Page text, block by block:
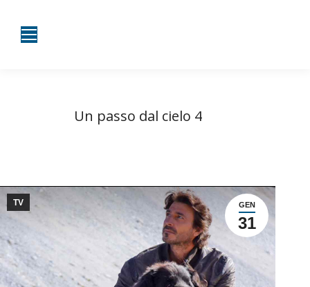
Un passo dal cielo 4
GEN
31
TV